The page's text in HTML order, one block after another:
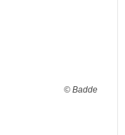
© Badde